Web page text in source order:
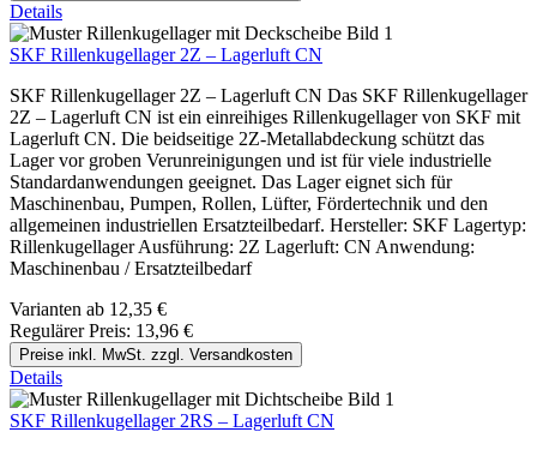
Details
SKF Rillenkugellager 2Z – Lagerluft CN
SKF Rillenkugellager 2Z – Lagerluft CN Das SKF Rillenkugellager
2Z – Lagerluft CN ist ein einreihiges Rillenkugellager von SKF mit
Lagerluft CN. Die beidseitige 2Z-Metallabdeckung schützt das
Lager vor groben Verunreinigungen und ist für viele industrielle
Standardanwendungen geeignet. Das Lager eignet sich für
Maschinenbau, Pumpen, Rollen, Lüfter, Fördertechnik und den
allgemeinen industriellen Ersatzteilbedarf. Hersteller: SKF Lagertyp:
Rillenkugellager Ausführung: 2Z Lagerluft: CN Anwendung:
Maschinenbau / Ersatzteilbedarf
Varianten ab 12,35 €
Regulärer Preis: 13,96 €
Preise inkl. MwSt. zzgl. Versandkosten
Details
SKF Rillenkugellager 2RS – Lagerluft CN